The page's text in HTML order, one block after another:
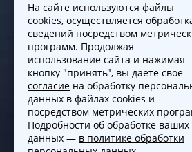
Политики и правила
Политика обработки персональных
данных
Согласие на обработку cookies
Согласие на обработку
данных
На сайте используются файлы
cookies, осуществляется
сведений посредством
программ. Продолжая
использование сайта и нажимая
кнопку "принять", вы даете свое
согласие на обработку
данных в файлах cookies и
посредством метрических
Подробности об обработке ваших
данных — в политике обработки